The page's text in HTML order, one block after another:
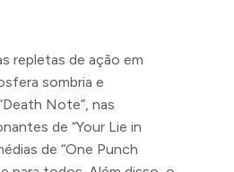
repletas de ação em
sombria e
Note”, nas
de “Your Lie in
de “One Punch